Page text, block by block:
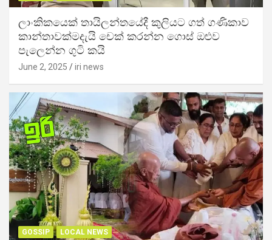
ලාංකිකයෙක් තායිලන්තයේදී කුලියට ගත් ගණිකාව
කාන්තාවක්මදැයි චෙක් කරන්න ගොස් ඔළුව
පැලෙන්න ගුටි කයි
June 2, 2025 iri news
GOSSIP LOCAL NEWS